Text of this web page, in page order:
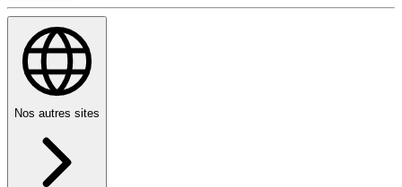
Nos autres sites